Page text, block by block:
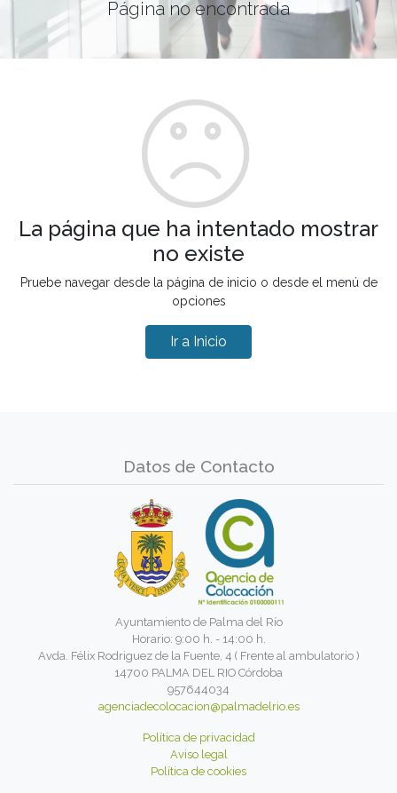
Página no encontrada
La página que ha intentado mostrar
no existe
Pruebe navegar desde la página de inicio o desde el menú de
opciones
Ir a Inicio
Datos de Contacto
Ayuntamiento de Palma del Río
Horario: 9:00 h. - 14:00 h.
Avda. Félix Rodriguez de la Fuente, 4 ( Frente al ambulatorio )
14700 PALMA DEL RIO Córdoba
957644034
agenciadecolocacion@palmadelrio.es
Política de privacidad
Aviso legal
Política de cookies